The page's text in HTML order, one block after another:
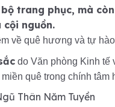
trang phục, mà
nguồn.
về quê hương và tự
do Văn phòng Kinh tế
quê trong chính tâm